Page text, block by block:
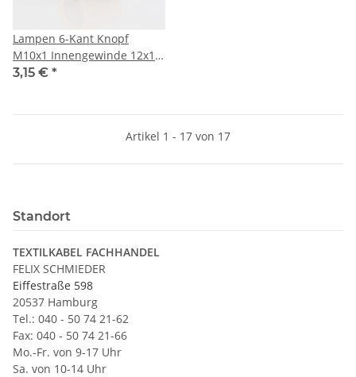
Lampen 6-Kant Knopf
M10x1 Innengewinde 12x12
mm Messing roh
3,15 € *
Artikel 1 - 17 von 17
Standort
TEXTILKABEL FACHHANDEL
FELIX SCHMIEDER
Eiffestraße 598
20537 Hamburg
Tel.: 040 - 50 74 21-62
Fax: 040 - 50 74 21-66
Mo.-Fr. von 9-17 Uhr
Sa. von 10-14 Uhr